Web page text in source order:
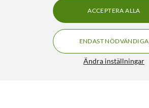
Ändra inställningar
ENDAST NÖDVÄNDIGA
ACCEPTERA ALLA